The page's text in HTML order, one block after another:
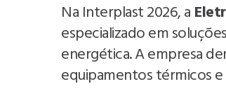
Na Interplast 2026, a
especializado em
energética. A empresa
equipamentos térmicos